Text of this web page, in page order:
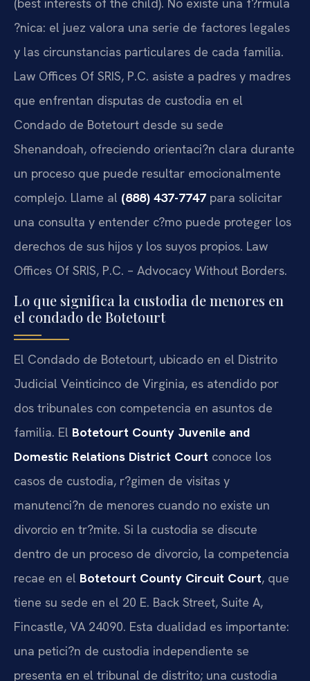
?nica: el juez valora una serie de factores legales
y las circunstancias particulares de cada familia.
Law Offices Of SRIS, P.C. asiste a padres y madres
que enfrentan disputas de custodia en el
Condado de Botetourt desde su sede
Shenandoah, ofreciendo orientaci?n clara durante
un proceso que puede resultar emocionalmente
complejo. Llame al (888) 437-7747 para solicitar
una consulta y entender c?mo puede proteger los
derechos de sus hijos y los suyos propios. Law
Offices Of SRIS, P.C. – Advocacy Without Borders.
Lo que significa la custodia de menores en
el condado de Botetourt
El Condado de Botetourt, ubicado en el Distrito
Judicial Veinticinco de Virginia, es atendido por
dos tribunales con competencia en asuntos de
familia. El Botetourt County Juvenile and
Domestic Relations District Court conoce los
casos de custodia, r?gimen de visitas y
manutenci?n de menores cuando no existe un
divorcio en tr?mite. Si la custodia se discute
dentro de un proceso de divorcio, la competencia
recae en el Botetourt County Circuit Court, que
tiene su sede en el 20 E. Back Street, Suite A,
Fincastle, VA 24090. Esta dualidad es importante:
una petici?n de custodia independiente se
presenta en el tribunal de distrito; una custodia